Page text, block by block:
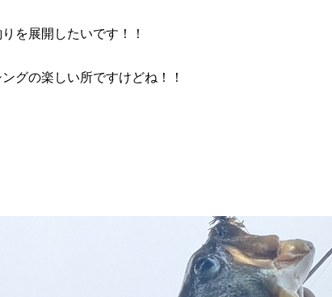
を展開したいです！！
グの楽しい所ですけどね！！